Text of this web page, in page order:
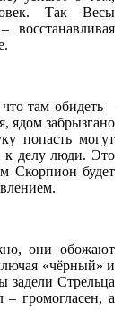
. Так
Весы
восстанавливая
.
что там обидеть–
, ядом забрызгано
попасть могут
к делу люди. Это
Скорпион будет
.
,они обожают
«чёрный»и
задели Стрельца
–громогласен,а